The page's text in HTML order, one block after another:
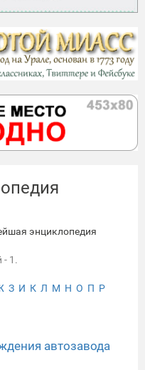
энциклопедия
- 1.
З И К Л М Н О П Р
автозавода